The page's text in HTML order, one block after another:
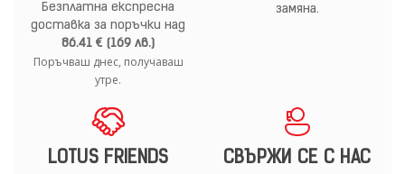
Безплатна експресна
доставка за поръчки над
86.41 € (169 лв.)
Поръчваш днес, получаваш
утре.
замяна.
LOTUS FRIENDS СВЪРЖИ СЕ С НАС